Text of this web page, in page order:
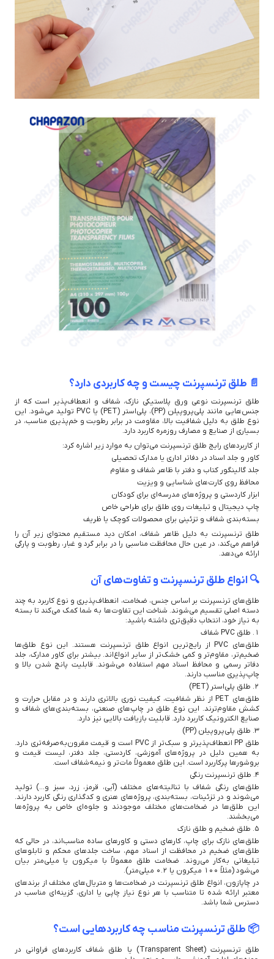
📄 طلق ترنسپرنت چیست و چه کاربردی دارد؟
طلق ترنسپرنت نوعی ورق پلاستیکی نازک، شفاف و انعطاف‌پذیر است که از
جنس‌هایی مانند پلی‌پروپیلن (PP)، پلی‌استر (PET) یا PVC تولید می‌شود. این
نوع طلق به دلیل شفافیت بالا، مقاومت در برابر رطوبت و خم‌پذیری مناسب، در
بسیاری از صنایع و مصارف روزمره کاربرد دارد.
از کاربردهای رایج طلق ترنسپرنت می‌توان به موارد زیر اشاره کرد:
کاور و جلد اسناد در دفاتر اداری یا مدارک تحصیلی
جلد گالینگور کتاب و دفتر با ظاهر شفاف و مقاوم
محافظ روی کارت‌های شناسایی و ویزیت
ابزار کاردستی و پروژه‌های مدرسه‌ای برای کودکان
چاپ دیجیتال و تبلیغات روی طلق برای طراحی خاص
بسته‌بندی شفاف و تزئینی برای محصولات کوچک یا ظریف
طلق ترنسپرنت به دلیل ظاهر شفاف، امکان دید مستقیم محتوای زیر آن را
فراهم می‌کند، در عین حال محافظت مناسبی را در برابر گرد و غبار، رطوبت و پارگی
ارائه می‌دهد.
🔍 انواع طلق ترنسپرنت و تفاوت‌های آن
طلق‌های ترنسپرنت بر اساس جنس، ضخامت، انعطاف‌پذیری و نوع کاربرد به چند
دسته اصلی تقسیم می‌شوند. شناخت این تفاوت‌ها به شما کمک می‌کند تا بسته
به نیاز خود، انتخاب دقیق‌تری داشته باشید:
۱. طلق PVC شفاف
طلق‌های PVC از رایج‌ترین انواع طلق ترنسپرنت هستند. این نوع طلق‌ها
ضخیم‌تر، مقاوم‌تر و کمی خشک‌تر از سایر انواع‌اند. بیشتر برای کاور مدارک، جلد
دفاتر رسمی و محافظ اسناد مهم استفاده می‌شوند. قابلیت پانچ شدن بالا و
چاپ‌پذیری مناسب دارند.
۲. طلق پلی‌استر (PET)
طلق‌های PET از نظر شفافیت، کیفیت نوری بالاتری دارند و در مقابل حرارت و
کشش مقاوم‌ترند. این نوع طلق در چاپ‌های صنعتی، بسته‌بندی‌های شفاف و
صنایع الکترونیک کاربرد دارد. قابلیت بازیافت بالایی نیز دارد.
۳. طلق پلی‌پروپیلن (PP)
طلق PP انعطاف‌پذیرتر و سبک‌تر از PVC است و قیمت مقرون‌به‌صرفه‌تری دارد.
به همین دلیل در پروژه‌های آموزشی، کاردستی، جلد دفتر، لیست قیمت و
بروشورها پرکاربرد است. این طلق معمولاً مات‌تر و نیمه‌شفاف است.
۴. طلق ترنسپرنت رنگی
طلق‌های رنگی شفاف با تنالیته‌های مختلف (آبی، قرمز، زرد، سبز و...) تولید
می‌شوند و در تزئینات، بسته‌بندی، پروژه‌های هنری و کدگذاری رنگی کاربرد دارند.
این طلق‌ها در ضخامت‌های مختلف موجودند و جلوه‌ای خاص به پروژه‌ها
می‌بخشند.
۵. طلق ضخیم و طلق نازک
طلق‌های نازک برای چاپ، کارهای دستی و کاورهای ساده مناسب‌اند، در حالی که
طلق‌های ضخیم در محافظت از اسناد مهم، ساخت جلدهای محکم و تابلوهای
تبلیغاتی به‌کار می‌روند. ضخامت طلق معمولاً با میکرون یا میلی‌متر بیان
می‌شود (مثلاً 100 میکرون یا 0.2 میلی‌متر).
در چاپازون، انواع طلق ترنسپرنت در ضخامت‌ها و متریال‌های مختلف از برندهای
معتبر ارائه شده تا متناسب با هر نوع نیاز چاپی یا اداری، گزینه‌ای مناسب در
دسترس شما باشد.
📦 طلق ترنسپرنت مناسب چه کاربردهایی است؟
طلق ترنسپرنت (Transparent Sheet) یا طلق شفاف کاربردهای فراوانی در